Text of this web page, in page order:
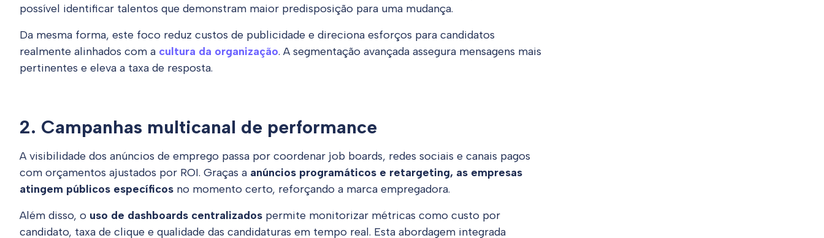
possível identificar talentos que demonstram maior predisposição para uma mudança.
Da mesma forma, este foco reduz custos de publicidade e direciona esforços para candidatos
realmente alinhados com a cultura da organização. A segmentação avançada assegura mensagens mais
pertinentes e eleva a taxa de resposta.
2. Campanhas multicanal de performance
A visibilidade dos anúncios de emprego passa por coordenar job boards, redes sociais e canais pagos
com orçamentos ajustados por ROI. Graças a anúncios programáticos e retargeting, as empresas
atingem públicos específicos no momento certo, reforçando a marca empregadora.
Além disso, o uso de dashboards centralizados permite monitorizar métricas como custo por
candidato, taxa de clique e qualidade das candidaturas em tempo real. Esta abordagem integrada